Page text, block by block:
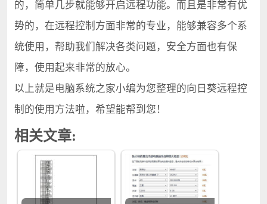
的，简单几步就能够开启远程功能。而且是非常有优
势的，在远程控制方面非常的专业，能够兼容多个系
统使用，帮助我们解决各类问题，安全方面也有保
障，使用起来非常的放心。
以上就是电脑系统之家小编为您整理的向日葵远程控
制的使用方法啦，希望能帮到您！
相关文章: